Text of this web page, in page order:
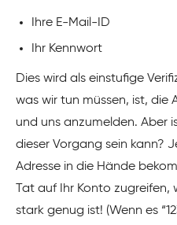
Ihre E-Mail-ID
Ihr Kennwort
Dies wird als einstufige
was wir tun müssen, ist, die
und uns anzumelden. Aber
dieser Vorgang sein kann?
Adresse in die Hände
Tat auf Ihr Konto
stark genug ist! (Wenn es